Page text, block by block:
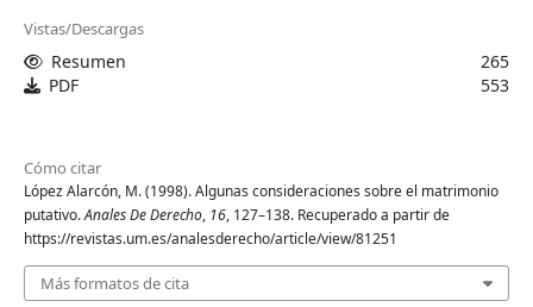
Vistas/Descargas
Resumen
265
PDF
553
Cómo citar
López Alarcón, M. (1998). Algunas consideraciones sobre el matrimonio
putativo.Anales De Derecho, 16, 127–138. Recuperado a partir de
https://revistas.um.es/analesderecho/article/view/81251
Más formatos de cita